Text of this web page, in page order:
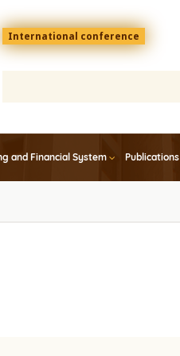
Menu
top
En
International conference
and Financial System Publications